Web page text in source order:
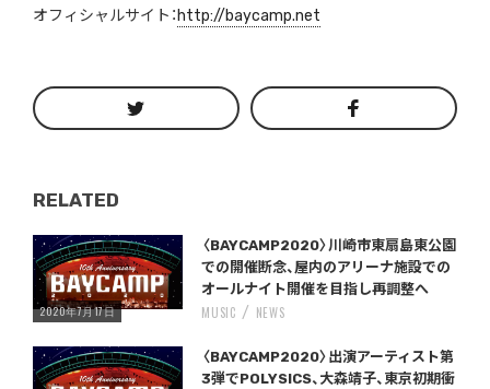
オフィシャルサイト： http://baycamp.net
RELATED
Warning : Undefined variable $post_id in
/home/storywriter/storywriter.tokyo/public_html/wp-content/themes/StoryWriter/single.phpon line242
〈BAYCAMP2020〉川崎市東扇島東公園
での開催断念、屋内のアリーナ施設での
オールナイト開催を目指し再調整へ
2020年7月17日
MUSIC NEWS
Warning : Undefined variable $post_id in
/home/storywriter/storywriter.tokyo/public_html/wp-content/themes/StoryWriter/single.phpon line242
〈BAYCAMP2020〉出演アーティスト第
3弾でPOLYSICS、大森靖子、東京初期衝